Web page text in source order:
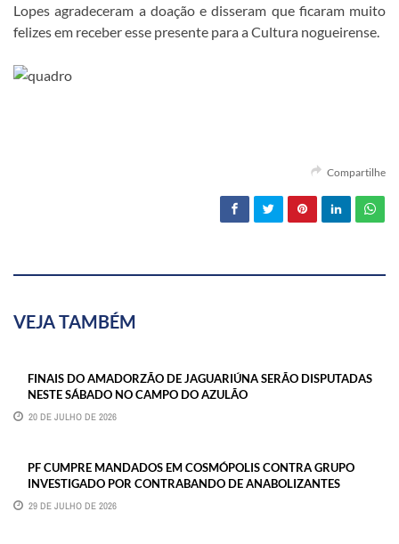
Lopes agradeceram a doação e disseram que ficaram muito
felizes em receber esse presente para a Cultura nogueirense.
Compartilhe
VEJA TAMBÉM
FINAIS DO AMADORZÃO DE JAGUARIÚNA SERÃO DISPUTADAS
NESTE SÁBADO NO CAMPO DO AZULÃO
20 DE JULHO DE 2026
PF CUMPRE MANDADOS EM COSMÓPOLIS CONTRA GRUPO
INVESTIGADO POR CONTRABANDO DE ANABOLIZANTES
29 DE JULHO DE 2026